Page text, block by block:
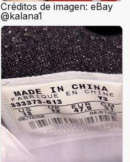
Créditos de imagen: eBay
@kalana1